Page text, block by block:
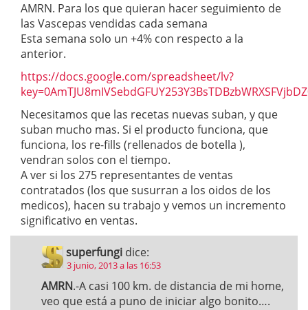
AMRN. Para los que quieran hacer seguimiento de
las Vascepas vendidas cada semana
Esta semana solo un +4% con respecto a la
anterior.
https://docs.google.com/spreadsheet/lv?
Necesitamos que las recetas nuevas suban, y que
suban mucho mas. Si el producto funciona, que
funciona, los re-fills (rellenados de botella ),
vendran solos con el tiempo.
A ver si los 275 representantes de ventas
contratados (los que susurran a los oidos de los
medicos), hacen su trabajo y vemos un incremento
significativo en ventas.
superfungi dice:
3 junio, 2013 a las 16:53
AMRN.-A casi 100 km. de distancia de mi home,
veo que está a puno de iniciar algo bonito….